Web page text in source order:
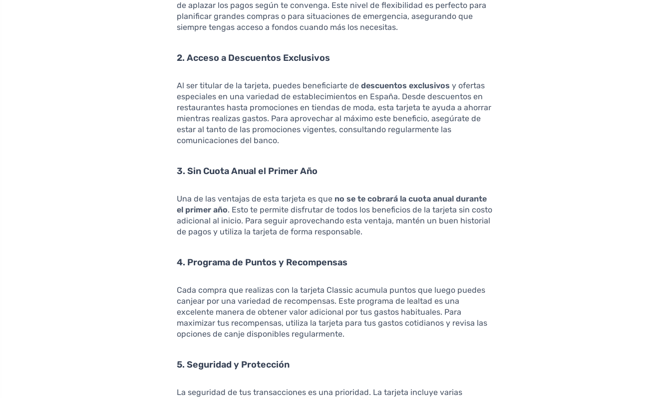
de aplazar los pagos según te convenga. Este nivel de flexibilidad es perfecto para
planificar grandes compras o para situaciones de emergencia, asegurando que
siempre tengas acceso a fondos cuando más los necesitas.
2. Acceso a Descuentos Exclusivos
Al ser titular de la tarjeta, puedes beneficiarte dedescuentos exclusivos y ofertas
especiales en una variedad de establecimientos en España. Desde descuentos en
restaurantes hasta promociones en tiendas de moda, esta tarjeta te ayuda a ahorrar
mientras realizas gastos. Para aprovechar al máximo este beneficio, asegúrate de
estar al tanto de las promociones vigentes, consultando regularmente las
comunicaciones del banco.
3. Sin Cuota Anual el Primer Año
Una de las ventajas de esta tarjeta es que no se te cobrará la cuota anual durante
el primer año. Esto te permite disfrutar de todos los beneficios de la tarjeta sin costo
adicional al inicio. Para seguir aprovechando esta ventaja, mantén un buen historial
de pagos y utiliza la tarjeta de forma responsable.
4. Programa de Puntos y Recompensas
Cada compra que realizas con la tarjeta Classic acumula puntos que luego puedes
canjear por una variedad de recompensas. Este programa de lealtad es una
excelente manera de obtener valor adicional por tus gastos habituales. Para
maximizar tus recompensas, utiliza la tarjeta para tus gastos cotidianos y revisa las
opciones de canje disponibles regularmente.
5. Seguridad y Protección
La seguridad de tus transacciones es una prioridad. La tarjeta incluye varias